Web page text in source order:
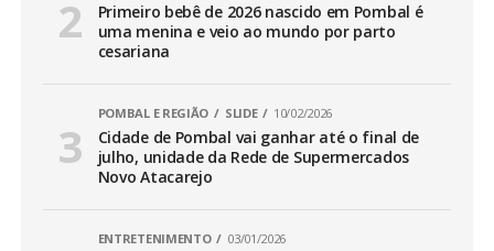
Primeiro bebê de 2026 nascido em Pombal é
uma menina e veio ao mundo por parto
cesariana
POMBAL E REGIÃO SLIDE 10/02/2026
Cidade de Pombal vai ganhar até o final de
julho, unidade da Rede de Supermercados
Novo Atacarejo
ENTRETENIMENTO 03/01/2026